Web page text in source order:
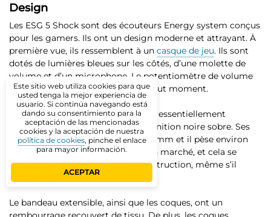
Design
Les ESG 5 Shock sont des écouteurs Energy system conçus
pour les gamers. Ils ont un design moderne et attrayant. À
première vue, ils ressemblent à un casque de jeu. Ils sont
dotés de lumières bleues sur les côtés, d’une molette de
volume et d’un microphone. Le potentiomètre de volume
et le microphone sont allumés à tout moment.
Ces écouteurs Energy system sont essentiellement
fabriqués en plastique et ont une finition noire sobre. Ses
dimensions sont de 200 x 180 x 90 mm et il pèse environ
400 grammes. C’est un casque bon marché, et cela se
ressent dans les matériaux de construction, même s’il
semble solide.
Le bandeau extensible, ainsi que les coques, ont un
Este sitio web utiliza cookies para que
usted tenga la mejor experiencia de
usuario. Si continúa navegando está
dando su consentimiento para la
aceptación de las mencionadas
cookies y la aceptación de nuestra
política de cookies, pinche el enlace
para mayor información.
ACEPTAR